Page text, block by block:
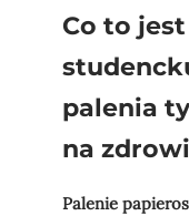
Co to
palenia
na
Palenie